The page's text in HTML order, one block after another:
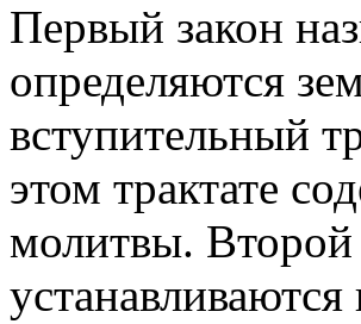
Первый закон
определяются
вступительный
этом трактате
молитвы. Второй